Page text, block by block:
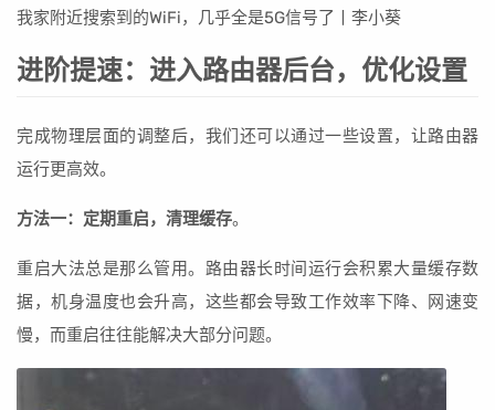
我家附近搜索到的WiFi，几乎全是5G信号了丨李小葵
进阶提速：进入路由器后台，优化设置
完成物理层面的调整后，我们还可以通过一些设置，让路由器
运行更高效。
方法一：定期重启，清理缓存。
重启大法总是那么管用。路由器长时间运行会积累大量缓存数
据，机身温度也会升高，这些都会导致工作效率下降、网速变
慢，而重启往往能解决大部分问题。